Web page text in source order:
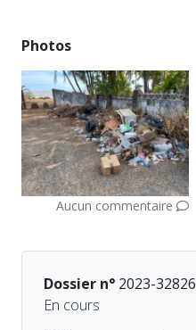
Photos
Aucun commentaire
Dossier n° 2023-32826
En cours